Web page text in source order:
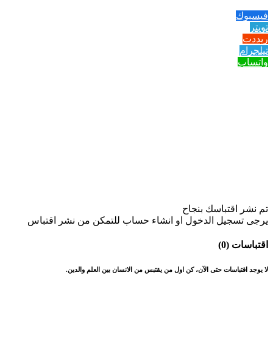
فيسبوك
تويتر
ريددت
تيلجرام
واتساب
تم نشر اقتباسك بنجاح
يرجى تسجيل الدخول او انشاء حساب للتمكن من نشر اقتباس
اقتباسات (0)
لا يوجد اقتباسات حتى الآن، كن اول من يقتبس من الانسان بين العلم والدين.